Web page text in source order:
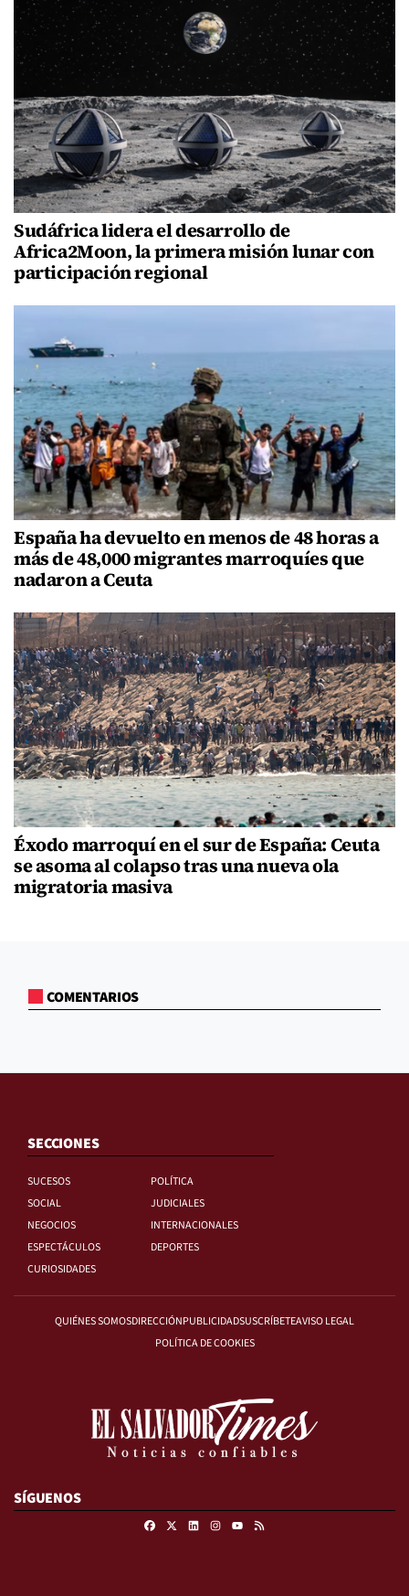
Sudáfrica lidera el desarrollo de
Africa2Moon, la primera misión lunar con
participación regional
España ha devuelto en menos de 48 horas a
más de 48,000 migrantes marroquíes que
nadaron a Ceuta
Éxodo marroquí en el sur de España: Ceuta
se asoma al colapso tras una nueva ola
migratoria masiva
COMENTARIOS
SECCIONES
SUCESOS
POLÍTICA
SOCIAL
JUDICIALES
NEGOCIOS
INTERNACIONALES
ESPECTÁCULOS
DEPORTES
CURIOSIDADES
QUIÉNES SOMOSDIRECCIÓNPUBLICIDADSUSCRÍBETEAVISO LEGAL
POLÍTICA DE COOKIES
SÍGUENOS
FacebookLinkedinInstagram